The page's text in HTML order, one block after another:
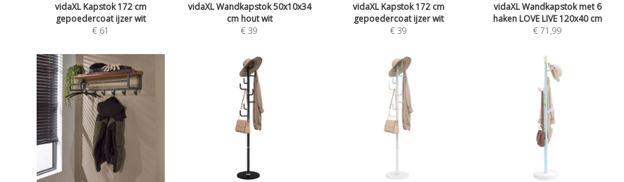
vidaXL Kapstok 172 cm
gepoedercoat ijzer wit
€ 61
vidaXL Wandkapstok 50x10x34
cm hout wit
€ 39
vidaXL Kapstok 172 cm
gepoedercoat ijzer wit
€ 39
vidaXL Wandkapstok met 6
haken LOVE LIVE 120x40 cm
€ 71,99